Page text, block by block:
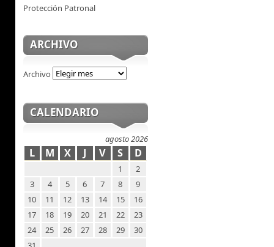
Protección Patronal
ARCHIVO
Archivo
CALENDARIO
agosto 2026
L M X J V S D
1
2
3
4 5 6 7 8
9
10
11 12 13 14 15
16
17
18 19 20 21 22
23
24
25 26 27 28 29
30